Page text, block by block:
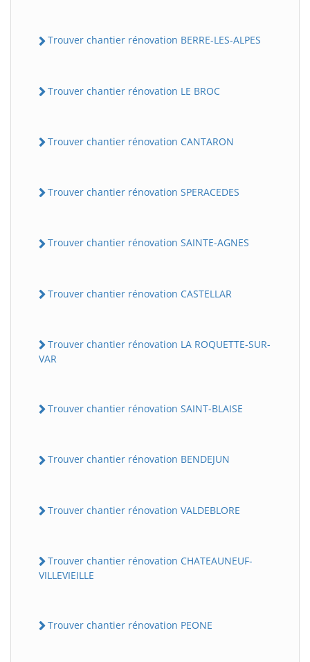
Trouver chantier rénovation BERRE-LES-ALPES
Trouver chantier rénovation LE BROC
Trouver chantier rénovation CANTARON
Trouver chantier rénovation SPERACEDES
Trouver chantier rénovation SAINTE-AGNES
Trouver chantier rénovation CASTELLAR
Trouver chantier rénovation LA ROQUETTE-SUR-
VAR
Trouver chantier rénovation SAINT-BLAISE
Trouver chantier rénovation BENDEJUN
Trouver chantier rénovation VALDEBLORE
Trouver chantier rénovation CHATEAUNEUF-
VILLEVIEILLE
Trouver chantier rénovation PEONE